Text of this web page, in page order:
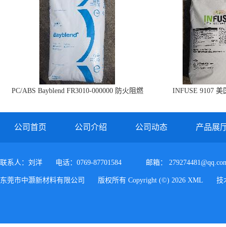
PC/ABS Bayblend FR3010-000000 防火阻燃
INFUSE 9107 美
公司首页 公司介绍 公司动态 产品展
联系人：刘洋 电话：0769-87701584 邮箱：
东莞市中灏新材料有限公司 版权所有 Copyright (©) 2026 XML 技